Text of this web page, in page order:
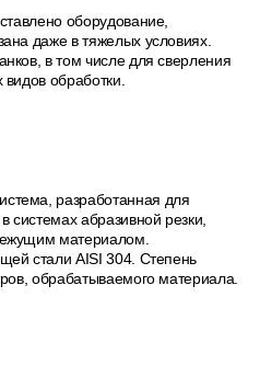
оборудование,
даже в тяжелых условиях.
в том числе для сверления
обработки.
разработанная для
системах абразивной резки,
материалом.
стали AISI 304. Степень
обрабатываемого материала.